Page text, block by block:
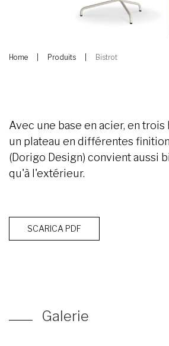
Home Produits Bistrot
Avec une base en acier, en
un plateau en différentes
(Dorigo Design) convient aussi
qu'à l'extérieur.
SCARICA PDF
Galerie